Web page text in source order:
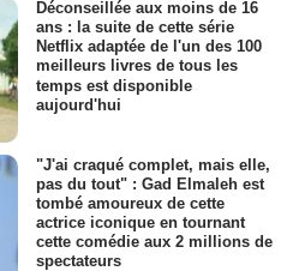
Déconseillée aux moins de 16
ans : la suite de cette série
Netflix adaptée de l'un des 100
meilleurs livres de tous les
temps est disponible
aujourd'hui
"J'ai craqué complet, mais elle,
pas du tout" : Gad Elmaleh est
tombé amoureux de cette
actrice iconique en tournant
cette comédie aux 2 millions de
spectateurs